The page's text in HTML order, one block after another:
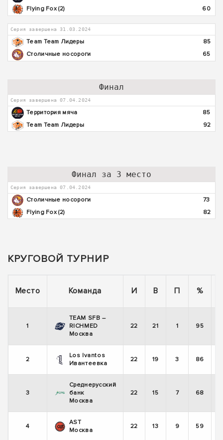
Flying Fox (2)
60
Серия завершена 31.03.2024
Team Team Лидеры
85
Столичные носороги
65
Финал
Серия завершена 07.04.2024
Территория мяча
85
Team Team Лидеры
92
Финал за 3 место
Серия завершена 07.04.2024
Столичные носороги
73
Flying Fox (2)
82
КРУГОВОЙ ТУРНИР
Место Команда И В П %
1
TEAM SFB –
RICHMED
Москва
22 21 1 95
2
Los Ivantos
Ивантеевка
22 19 3 86
3
Среднерусский
банк
Москва
22 15 7 68
4
AST
Москва
22 13 9 59